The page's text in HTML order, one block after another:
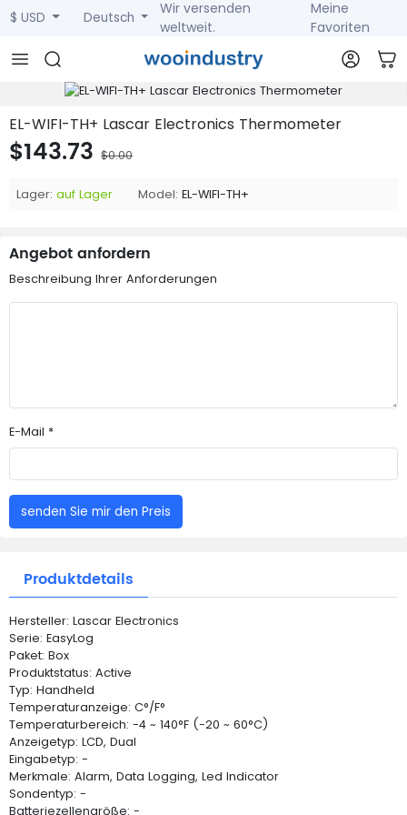
$ USD Deutsch
Wir versenden
weltweit.
Meine
Favoriten
EL-WIFI-TH+ Lascar Electronics Thermometer
$143.73 $0.00
Lager: auf Lager Model: EL-WIFI-TH+
Angebot anfordern
Beschreibung Ihrer Anforderungen
E-Mail *
senden Sie mir den Preis
Produktdetails
Hersteller: Lascar Electronics
Serie: EasyLog
Paket: Box
Produktstatus: Active
Typ: Handheld
Temperaturanzeige: C°/F°
Temperaturbereich: -4 ~ 140°F (-20 ~ 60°C)
Anzeigetyp: LCD, Dual
Eingabetyp: -
Merkmale: Alarm, Data Logging, Led Indicator
Sondentyp: -
Batteriezellengröße: -